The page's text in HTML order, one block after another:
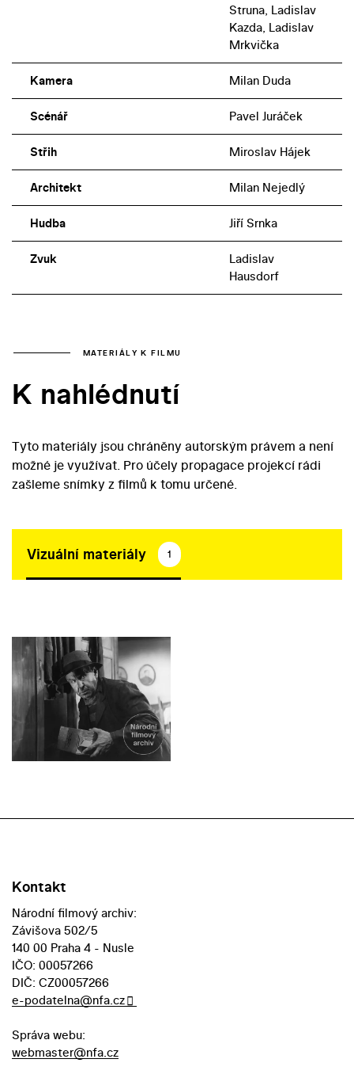
Struna, Ladislav
Kazda, Ladislav
Mrkvička
Kamera Milan Duda
Scénář Pavel Juráček
Střih Miroslav Hájek
Architekt Milan Nejedlý
Hudba Jiří Srnka
Zvuk
Ladislav
Hausdorf
MATERIÁLY K FILMU
K nahlédnutí
Tyto materiály jsou chráněny autorským právem a není
možné je využívat. Pro účely propagace projekcí rádi
zašleme snímky z filmů k tomu určené.
Vizuální materiály 1
Kontakt
Národní filmový archiv:
Závišova 502/5
140 00 Praha 4 - Nusle
IČO: 00057266
DIČ: CZ00057266
e-podatelna@nfa.cz
Správa webu:
webmaster@nfa.cz